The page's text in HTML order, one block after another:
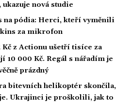
ukazuje nová studie
na pódia: Herci, kteří vyměnili
za mikrofon
Kč z Actionu ušetří tisíce za
10 000 Kč. Regál s nářadím je
prázdný
bitevních helikoptér skončila,
Ukrajinci je proškolili, jak to